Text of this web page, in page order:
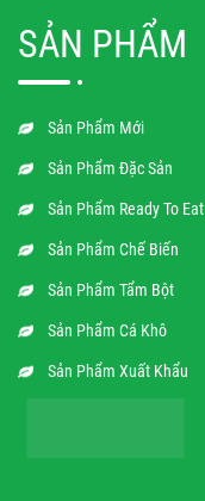
SẢN PHẨM
Sản Phẩm Mới
Sản Phẩm Đặc Sản
Sản Phẩm Ready To Eat
Sản Phẩm Chế Biến
Sản Phẩm Tẩm Bột
Sản Phẩm Cá Khô
Sản Phẩm Xuất Khẩu